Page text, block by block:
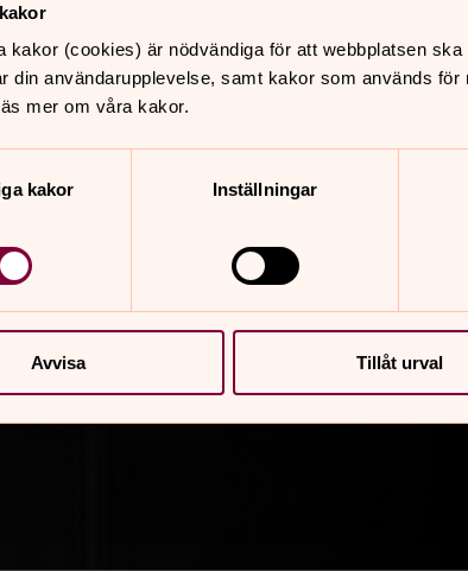
kakor (cookies) är nödvändiga för att webbplatsen
din användarupplevelse, samt kakor som används
mer om våra kakor.
kakor
Inställningar
Avvisa Tillåt urval